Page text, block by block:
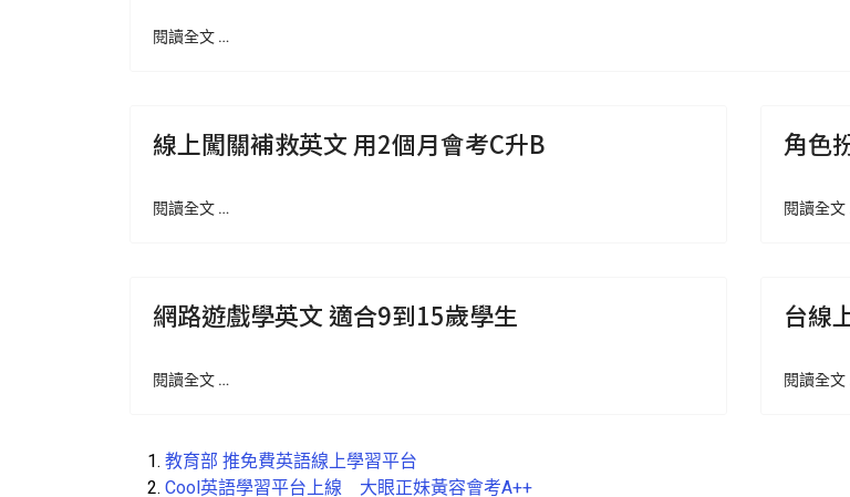
閱讀全文 …
線上闖關補救英文 用2個月會考C升B
閱讀全文 …
角色
閱讀全文
網路遊戲學英文 適合9到15歲學生
閱讀全文 …
台線
閱讀全文
教育部 推免費英語線上學習平台
Cool英語學習平台上線 大眼正妹黃容會考A++